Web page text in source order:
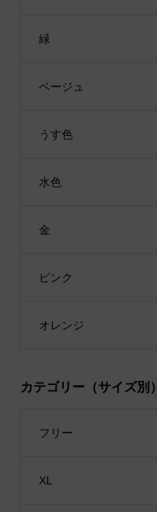
緑
ベージュ
うす色
水色
金
ピンク
オレンジ
カテゴリー（サイズ別）
フリー
XL